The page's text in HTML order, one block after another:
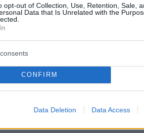
opt-out of Collection, Use, Retention, Sale,
Data that Is Unrelated with the
CONFIRM
Data Deletion Data Access
κάποιος το διαβατήριό
άλλες υποθέσεις, πρέπει
να ταξιδέψει ώρες μέχρι
αρχή στην Κίνα.
κόστος
να διανυκτερεύσουν σε
απαιτείται να κλείσουν
τη διαδικασία.